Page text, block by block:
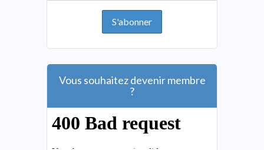
Vous souhaitez devenir membre
?